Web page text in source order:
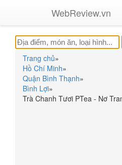
WebReview.vn
Trang chủ»
Hồ Chí Minh»
Quận Bình Thạnh»
Bình Lợi»
Trà Chanh Tươi PTea - Nơ